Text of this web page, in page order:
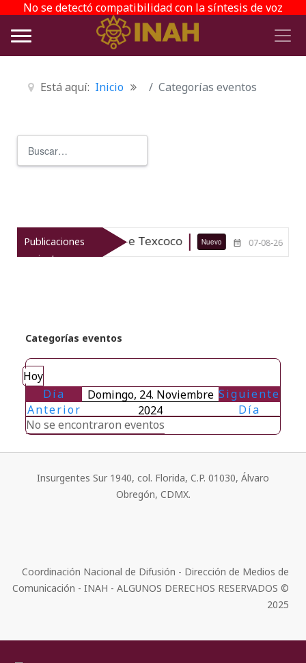
No se detectó compatibilidad con la síntesis de voz
Está aquí: Inicio Categorías eventos
Publicaciones
recientes
arqueológico de Texcoco Nuevo 07-08-26
Categorías eventos
Hoy
Día
Anterior
Domingo, 24. Noviembre
2024
Siguiente
Día
No se encontraron eventos
Insurgentes Sur 1940, col. Florida, C.P. 01030, Álvaro
Obregón, CDMX.
Coordinación Nacional de Difusión - Dirección de Medios de
Comunicación - INAH - ALGUNOS DERECHOS RESERVADOS ©
2025